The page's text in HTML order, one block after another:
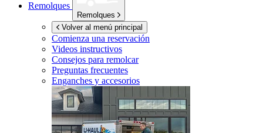
Remolques
Remolques
Volver al menú principal
Comienza una reservación
Videos instructivos
Consejos para remolcar
Preguntas frecuentes
Enganches y accesorios